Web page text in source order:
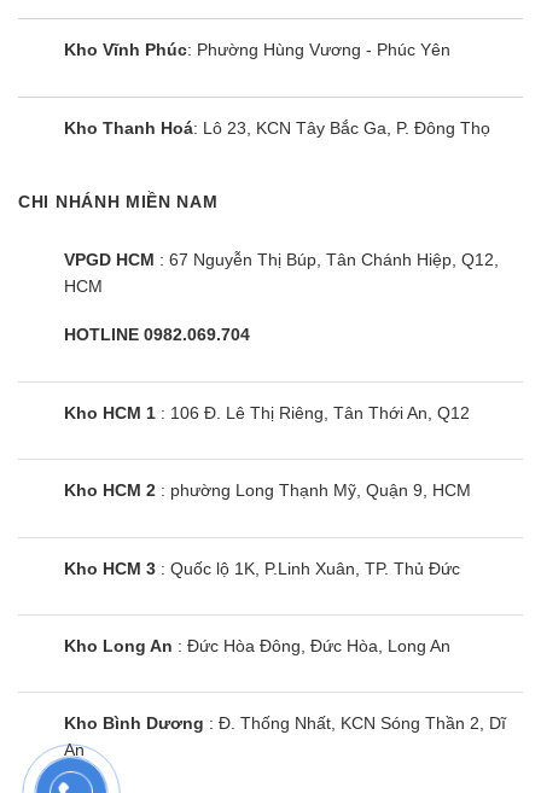
Kho Vĩnh Phúc: Phường Hùng Vương - Phúc Yên
Kho Thanh Hoá: Lô 23, KCN Tây Bắc Ga, P. Đông Thọ
CHI NHÁNH MIỀN NAM
VPGD HCM : 67 Nguyễn Thị Búp, Tân Chánh Hiệp, Q12,
HCM
HOTLINE 0982.069.704
Kho HCM 1 : 106 Đ. Lê Thị Riêng, Tân Thới An, Q12
Kho HCM 2 : phường Long Thạnh Mỹ, Quận 9, HCM
Kho HCM 3 : Quốc lộ 1K, P.Linh Xuân, TP. Thủ Đức
Kho Long An : Đức Hòa Đông, Đức Hòa, Long An
Kho Bình Dương : Đ. Thống Nhất, KCN Sóng Thần 2, Dĩ
An